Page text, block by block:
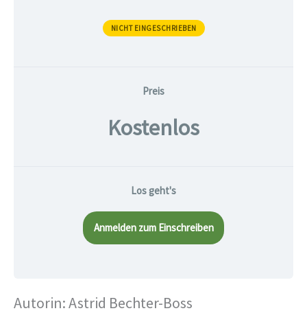
NICHT EINGESCHRIEBEN
Preis
Kostenlos
Los geht's
Anmelden zum Einschreiben
Autorin: Astrid Bechter-Boss